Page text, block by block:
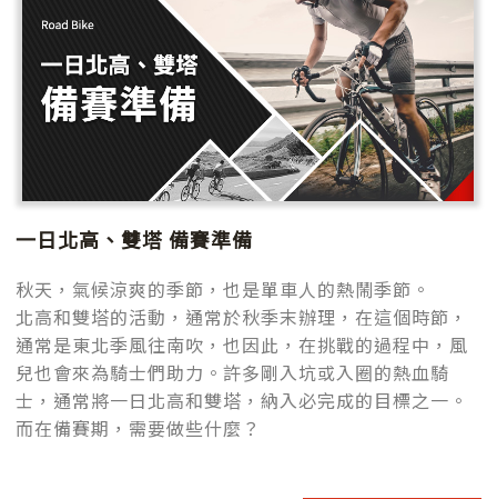
一日北高、雙塔 備賽準備
秋天，氣候涼爽的季節，也是單車人的熱鬧季節。
北高和雙塔的活動，通常於秋季末辦理，在這個時節，
通常是東北季風往南吹，也因此，在挑戰的過程中，風
兒也會來為騎士們助力。許多剛入坑或入圈的熱血騎
士，通常將一日北高和雙塔，納入必完成的目標之一。
而在備賽期，需要做些什麼？